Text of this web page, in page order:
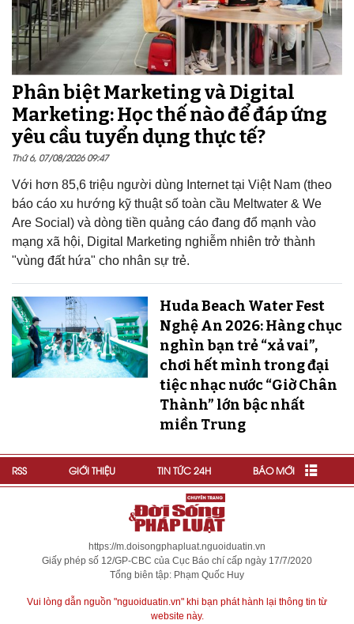
Phân biệt Marketing và Digital
Marketing: Học thế nào để đáp ứng
yêu cầu tuyển dụng thực tế?
Thứ 6, 07/08/2026 09:47
Với hơn 85,6 triệu người dùng Internet tại Việt Nam (theo
báo cáo xu hướng kỹ thuật số toàn cầu Meltwater & We
Are Social) và dòng tiền quảng cáo đang đổ mạnh vào
mạng xã hội, Digital Marketing nghiễm nhiên trở thành
"vùng đất hứa" cho nhân sự trẻ.
Huda Beach Water Fest
Nghệ An 2026: Hàng chục
nghìn bạn trẻ “xả vai”,
chơi hết mình trong đại
tiệc nhạc nước “Giờ Chân
Thành” lớn bậc nhất
miền Trung
RSS GIỚI THIỆU TIN TỨC 24H BÁO MỚI
https://m.doisongphapluat.nguoiduatin.vn
Giấy phép số 12/GP-CBC của Cục Báo chí cấp ngày 17/7/2020
Tổng biên tập: Phạm Quốc Huy
Vui lòng dẫn nguồn "nguoiduatin.vn" khi bạn phát hành lại thông tin từ
website này.